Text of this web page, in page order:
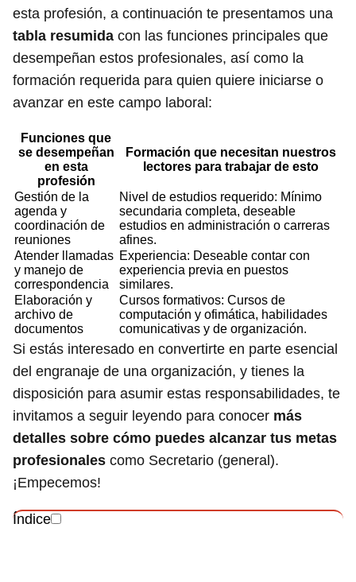
esta profesión, a continuación te presentamos una
tabla resumida con las funciones principales que
desempeñan estos profesionales, así como la
formación requerida para quien quiere iniciarse o
avanzar en este campo laboral:
Funciones que
se desempeñan
en esta
profesión
Formación que necesitan nuestros
lectores para trabajar de esto
Gestión de la
agenda y
coordinación de
reuniones
Nivel de estudios requerido: Mínimo
secundaria completa, deseable
estudios en administración o carreras
afines.
Atender llamadas
y manejo de
correspondencia
Experiencia: Deseable contar con
experiencia previa en puestos
similares.
Elaboración y
archivo de
documentos
Cursos formativos: Cursos de
computación y ofimática, habilidades
comunicativas y de organización.
Si estás interesado en convertirte en parte esencial
del engranaje de una organización, y tienes la
disposición para asumir estas responsabilidades, te
invitamos a seguir leyendo para conocer más
detalles sobre cómo puedes alcanzar tus metas
profesionales como Secretario (general).
¡Empecemos!
Índice